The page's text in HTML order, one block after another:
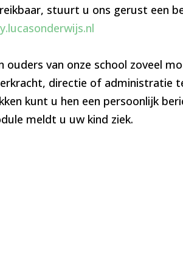
stuurt u ons gerust een
ouders van onze school zoveel
directie of administratie
kunt u hen een persoonlijk
meldt u uw kind ziek.